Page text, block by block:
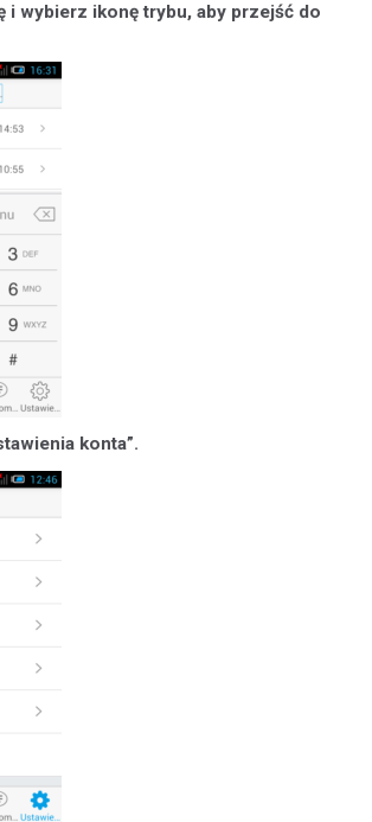
WSZYSTKIE ZGODY
ZAŁÓŻ KONTO
i wybierz ikonę trybu, aby przejść do
konta”.